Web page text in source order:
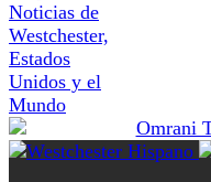
Noticias de
Westchester,
Estados
Unidos y el
Mundo